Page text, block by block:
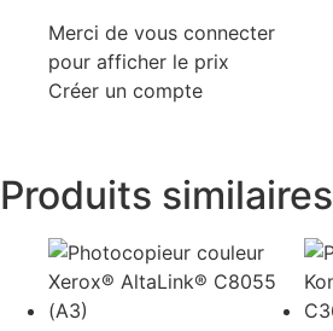
Merci de vous connecter
pour afficher le prix
Créer un compte
Produits similaires